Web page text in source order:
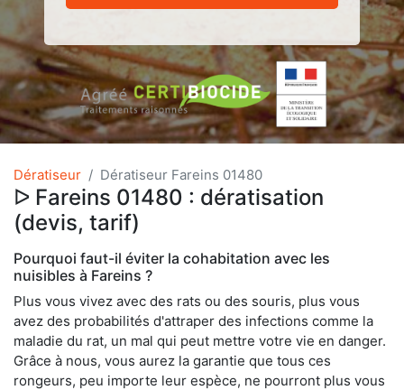
Dératiseur Dératiseur Fareins 01480
ᐅ Fareins 01480 : dératisation
(devis, tarif)
Pourquoi faut-il éviter la cohabitation avec les
nuisibles à Fareins ?
Plus vous vivez avec des rats ou des souris, plus vous
avez des probabilités d'attraper des infections comme la
maladie du rat, un mal qui peut mettre votre vie en danger.
Grâce à nous, vous aurez la garantie que tous ces
rongeurs, peu importe leur espèce, ne pourront plus vous